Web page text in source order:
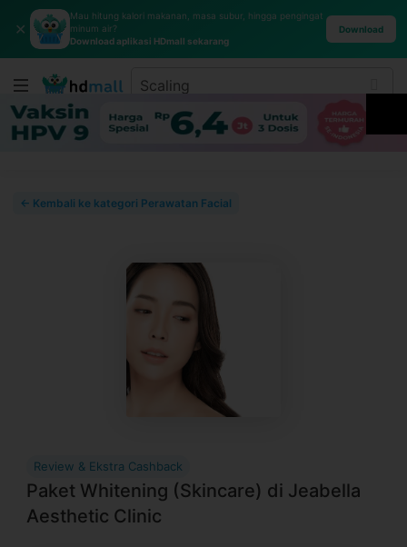
✕
Mau hitung kalori makanan, masa subur, hingga pengingat
minum air?
Download aplikasi HDmall sekarang
Download
← Kembali ke kategori Perawatan Facial
Review & Ekstra Cashback
Paket Whitening (Skincare) di Jeabella
Aesthetic Clinic